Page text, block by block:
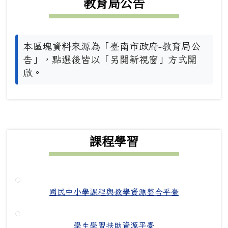
本區塊資料來源為「臺南市政府-教育局公
告」，點選後皆以「另開新視窗」方式開
啟。
課程學習
國民中小學課程與教學資源整合平臺
學生學習扶助資源平臺